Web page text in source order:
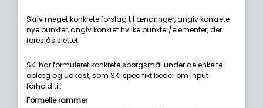
Skriv meget konkrete forslag til ændringer, angiv konkrete
nye punkter, angiv konkret hvilke punkter/elementer, der
foreslås slettet.
SKI har formuleret konkrete spørgsmål under de enkelte
oplæg og udkast, som SKI specifikt beder om input i
forhold til.
Formelle rammer